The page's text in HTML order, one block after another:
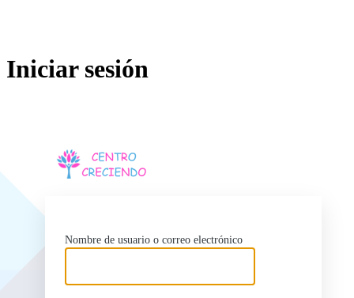
Iniciar sesión
Nombre de usuario o correo electrónico